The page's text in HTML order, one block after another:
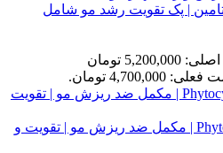
| پک تقویت رشد مو شامل
قیمت اصلی: 5,200,000 تومان
4,700,000 تومان.
قرص فیتوسیان Phytocyane | مکمل ضد ریزش مو | تقویت و